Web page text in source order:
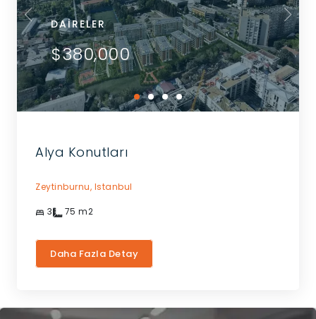
DAIRELER
$380,000
Alya Konutları
Zeytinburnu, Istanbul
3 75 m2
Daha Fazla Detay